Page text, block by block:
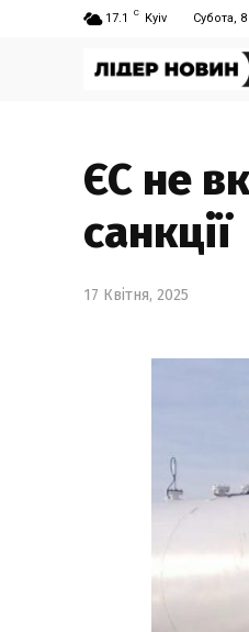
17.1 C Kyiv Субота,
ЄС не
санкції
17 Квітня, 2025